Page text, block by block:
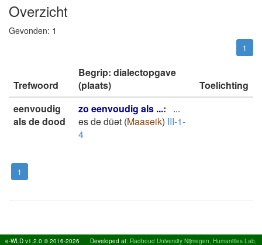
Overzicht
Gevonden: 1
1
Trefwoord
Begrip: dialectopgave
(plaats)
Toelichting
eenvoudig
als de dood
zo eenvoudig als ...:
...
es de dūət (Maaseik) III-1-
4
1
e-WLD v1.2.0 © 2016-2026 Developed at: Radboud University Nijmegen, Humanities Lab,